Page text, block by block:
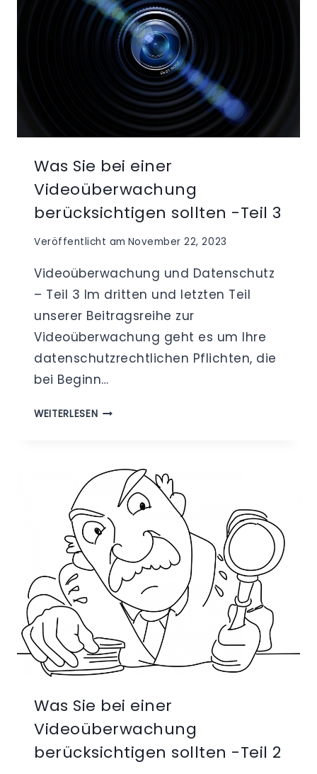
Was Sie bei einer
Videoüberwachung
berücksichtigen sollten -Teil 3
Veröffentlicht am November 22, 2023
Videoüberwachung und Datenschutz
– Teil 3 Im dritten und letzten Teil
unserer Beitragsreihe zur
Videoüberwachung geht es um Ihre
datenschutzrechtlichen Pflichten, die
bei Beginn…
WEITERLESENWAS
VIDEOÜBERWACHUNG
BERÜCKSICHTIGEN
SOLLTEN
-
TEIL
Was Sie bei einer
Videoüberwachung
berücksichtigen sollten -Teil 2